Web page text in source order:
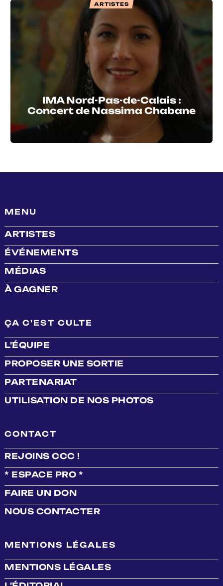
ARTISTES
IMA Nord-Pas-de-Calais :
Concert de Nassima Chabane
MENU
ARTISTES
ÉVÉNEMENTS
MÉDIAS
À GAGNER
ÇA C'EST CULTE
L'ÉQUIPE
PROPOSER UNE SORTIE
PARTENARIAT
UTILISATION DE NOS PHOTOS
CONTACT
REJOINS CCC !
* ESPACE PRO *
FAIRE UN DON
NOUS CONTACTER
MENTIONS LÉGALES
MENTIONS LÉGALES